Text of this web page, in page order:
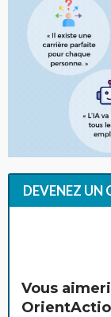
DEVENEZ UN
Vous